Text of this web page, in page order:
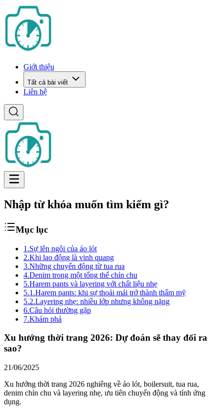
Giới thiệu
Tất cả bài viết
Liên hệ
Nhập từ khóa muốn tìm kiếm gì?
Mục lục
1.Sự lên ngôi của áo lót
2.Khi lao động là vinh quang
3.Những chuyển động từ tua rua
4.Denim trong một tổng thể chỉn chu
5.Harem pants và layering với chất liệu nhẹ
5.1.Harem pants: khi sự thoải mái trở thành thẩm mỹ
5.2.Layering nhẹ: nhiều lớp nhưng không nặng
6.Câu hỏi thường gặp
7.Khám phá
Xu hướng thời trang 2026: Dự đoán sẽ thay đổi ra
sao?
21/06/2025
Xu hướng thời trang 2026 nghiêng về áo lót, boilersuit, tua rua,
denim chỉn chu và layering nhẹ, ưu tiên chuyển động và tính ứng
dụng.